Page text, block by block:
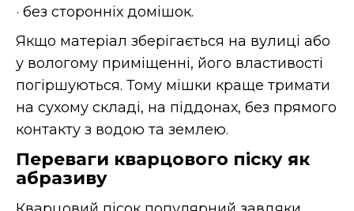
· без сторонніх домішок.
Якщо матеріал зберігається на вулиці або
у вологому приміщенні, його властивості
погіршуються. Тому мішки краще тримати
на сухому складі, на піддонах, без прямого
контакту з водою та землею.
Переваги кварцового піску як
абразиву